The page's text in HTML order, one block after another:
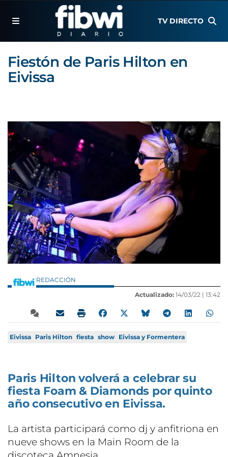
TV DIRECTO
Fiestón de Paris Hilton en
Eivissa
REDACCIÓN
Actualizado: 14/03/22 | 13:42
Eivissa Paris Hilton fiesta show Eivissa y Formentera
Paris Hilton volverá a celebrar su
fiesta Foam & Diamonds por quinto
año consecutivo en Eivissa.
La artista participará como dj y anfitriona en
nueve shows en la Main Room de la